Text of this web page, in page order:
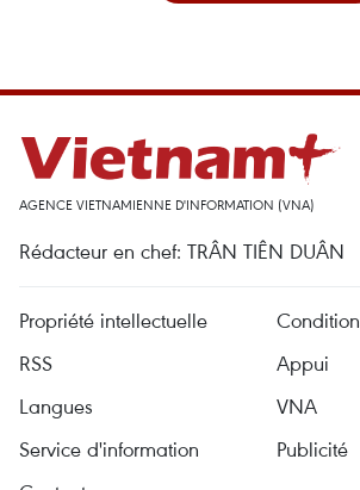
AGENCE VIETNAMIENNE D'INFORMATION (VNA)
Rédacteur en chef: TRÂN TIÊN DUÂN
Propriété intellectuelle
RSS
Appui
Langues
VNA
Service d'information
Publicité